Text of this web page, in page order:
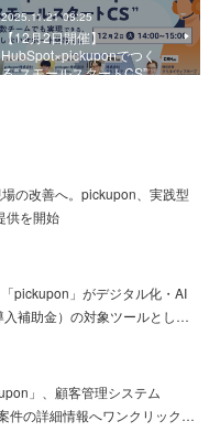
2025.11.21 08:25
【12月2日開催】
HubSpot×pickuponでつく
る“スモールスタートCS”…
の改善へ。pickupon、実践型
供を開始
pickupon」がデジタル化・AI
入補助金）の対象ツールとし…
」、顧客管理システム
件の詳細情報へワンクリック…